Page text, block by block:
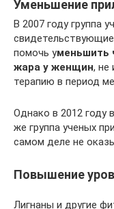
Уменьшение
В 2007 году группа
помочь уменьшить
жара у женщин, не
терапию в период
Однако в 2012 году
же группа ученых
самом деле не
Повышение
Лигнаны и другие